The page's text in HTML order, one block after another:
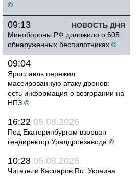
©
НОВОСТЬ ДНЯ
09:13
Минобороны РФ доложило о 605
обнаруженных беспилотниках ©
09:04
Ярославль пережил
массированную атаку дронов:
есть информация о возгорании на
НПЗ ©
16:22 05.08.2026
Под Екатеринбургом взорван
гендиректор Уралдронзавода ©
10:28 05.08.2026
Читатели Каспаров.Ru: Украина